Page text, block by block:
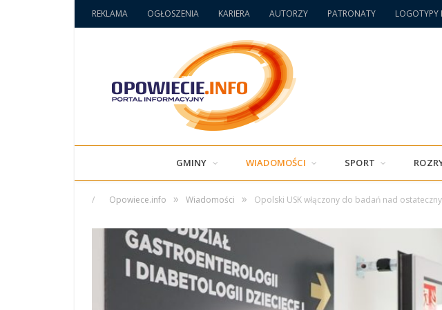
REKLAMA OGŁOSZENIA KARIERA AUTORZY PATRONATY
GMINY WIADOMOŚCI SPORT
/ Opowiece.info » Wiadomości » Opolski USK włączony do badań nad